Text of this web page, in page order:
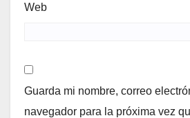
Web
Guarda mi nombre, correo
navegador para la próxima vez